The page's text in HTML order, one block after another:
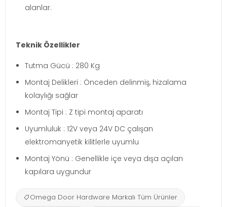
alanlar.
Teknik Özellikler
Tutma Gücü : 280 Kg
Montaj Delikleri : Önceden delinmiş, hizalama
kolaylığı sağlar
Montaj Tipi : Z tipi montaj aparatı
Uyumluluk : 12V veya 24V DC çalışan
elektromanyetik kilitlerle uyumlu
Montaj Yönü : Genellikle içe veya dışa açılan
kapılara uygundur
Omega Door Hardware Markalı Tüm Ürünler